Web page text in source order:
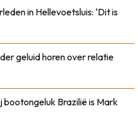
in Hellevoetsluis: ‘Dit is
geluid horen over relatie
Brazilië is Mark